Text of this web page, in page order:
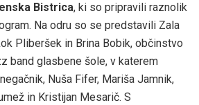
Bistrica, ki so pripravili raznolik
Na odru so se predstavili Zala
Pliberšek in Brina Bobik, občinstvo
band glasbene šole, v katerem
Nuša Fifer, Mariša Jamnik,
in Kristijan Mesarič. S